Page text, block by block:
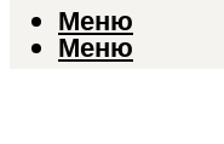
Меню
Меню